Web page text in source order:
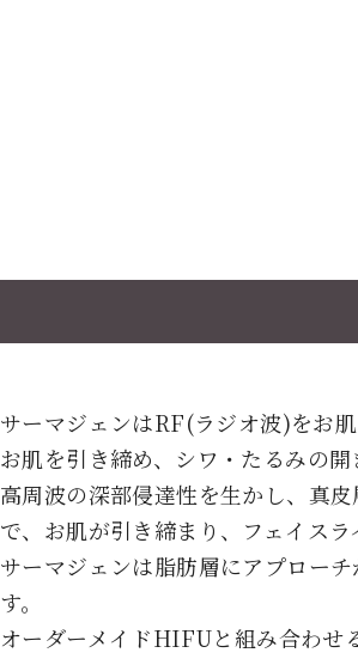
サーマジェンはRF(ラジオ波)をお肌
お肌を引き締め、シワ・たるみの
高周波の深部侵達性を生かし、真
で、お肌が引き締まり、フェイスラ
サーマジェンは脂肪層にアプロー
す。
オーダーメイドHIFUと組み合わせ